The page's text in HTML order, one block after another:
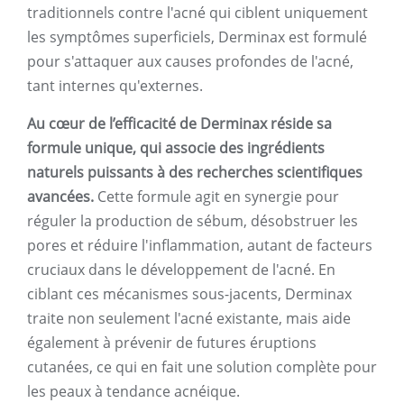
traditionnels contre l'acné qui ciblent uniquement
les symptômes superficiels, Derminax est formulé
pour s'attaquer aux causes profondes de l'acné,
tant internes qu'externes.
Au cœur de l’efficacité de Derminax réside sa
formule unique, qui associe des ingrédients
naturels puissants à des recherches scientifiques
avancées. Cette formule agit en synergie pour
réguler la production de sébum, désobstruer les
pores et réduire l'inflammation, autant de facteurs
cruciaux dans le développement de l'acné. En
ciblant ces mécanismes sous-jacents, Derminax
traite non seulement l'acné existante, mais aide
également à prévenir de futures éruptions
cutanées, ce qui en fait une solution complète pour
les peaux à tendance acnéique.